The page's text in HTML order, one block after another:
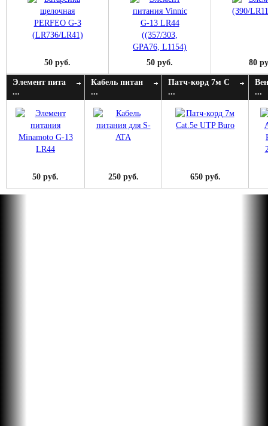
50 руб. 50 руб. 80
Элемент пита
...
50 руб.
Кабель питан
...
250 руб.
Патч-корд 7м C
...
650 руб.
...